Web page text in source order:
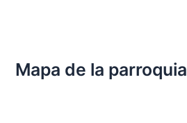
Mapa de la parroquia